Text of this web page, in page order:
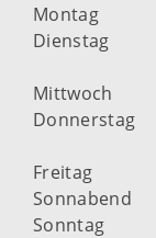
Montag
Dienstag
Mittwoch
Donnerstag
Freitag
Sonnabend
Sonntag